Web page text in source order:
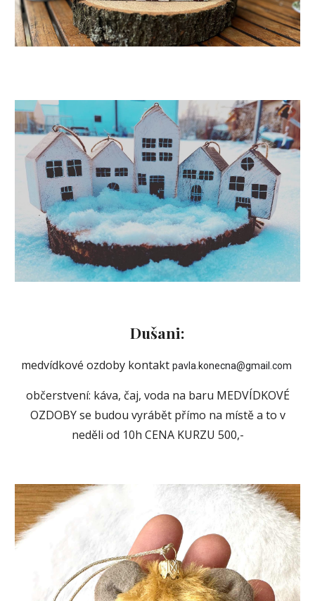
Dušani:
medvídkové ozdoby kontakt pavla.konecna@gmail.com
občerstvení: káva, čaj, voda na baru MEDVÍDKOVÉ
OZDOBY se budou vyrábět přímo na místě a to v
neděli od 10h CENA KURZU 500,-